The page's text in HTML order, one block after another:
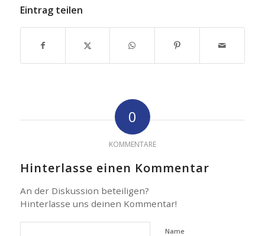
Eintrag teilen
0
KOMMENTARE
Hinterlasse einen Kommentar
An der Diskussion beteiligen?
Hinterlasse uns deinen Kommentar!
Name